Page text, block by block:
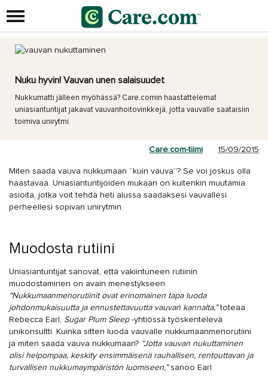
Nuku hyvin! Vauvan unen salaisuudet
Nukkumatti jälleen myöhässä? Care.comin haastattelemat
uniasiantuntijat jakavat vauvanhoitovinkkejä, jotta vauvalle saataisiin
toimiva unirytmi.
Care.com-tiimi 15/09/2015
Miten saada vauva nukkumaan “kuin vauva”? Se voi joskus olla
haastavaa. Uniasiantuntijoiden mukaan on kuitenkin muutamia
asioita, jotka voit tehdä heti alussa saadaksesi vauvallesi
perheellesi sopivan unirytmin.
Muodosta rutiini
Uniasiantuntijat sanovat, että vakiintuneen rutiinin
muodostaminen on avain menestykseen.
“Nukkumaanmenorutiinit ovat erinomainen tapa luoda
johdonmukaisuutta ja ennustettavuutta vauvan kannalta,”toteaa
Rebecca Earl, Sugar Plum Sleep-yhtiössä työskentelevä
unikonsultti. Kuinka sitten luoda vauvalle nukkumaanmenorutiini
ja miten saada vauva nukkumaan? “Jotta vauvan nukuttaminen
olisi helpompaa, keskity ensimmäisenä rauhallisen, rentouttavan ja
turvallisen nukkumaympäristön luomiseen,”sanoo Earl.